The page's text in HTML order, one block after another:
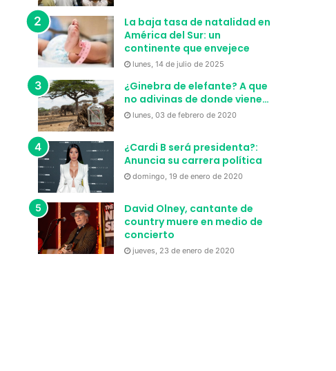
La baja tasa de natalidad en
América del Sur: un
continente que envejece
lunes, 14 de julio de 2025
¿Ginebra de elefante? A que
no adivinas de donde viene…
lunes, 03 de febrero de 2020
¿Cardi B será presidenta?:
Anuncia su carrera política
domingo, 19 de enero de 2020
David Olney, cantante de
country muere en medio de
concierto
jueves, 23 de enero de 2020